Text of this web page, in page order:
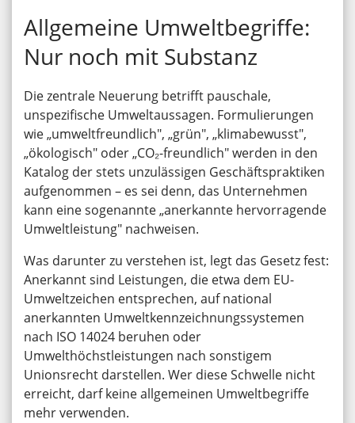
Allgemeine Umweltbegriffe:
Nur noch mit Substanz
Die zentrale Neuerung betrifft pauschale,
unspezifische Umweltaussagen. Formulierungen
wie „umweltfreundlich", „grün", „klimabewusst",
„ökologisch" oder „CO₂-freundlich" werden in den
Katalog der stets unzulässigen Geschäftspraktiken
aufgenommen – es sei denn, das Unternehmen
kann eine sogenannte „anerkannte hervorragende
Umweltleistung" nachweisen.
Was darunter zu verstehen ist, legt das Gesetz fest:
Anerkannt sind Leistungen, die etwa dem EU-
Umweltzeichen entsprechen, auf national
anerkannten Umweltkennzeichnungssystemen
nach ISO 14024 beruhen oder
Umwelthöchstleistungen nach sonstigem
Unionsrecht darstellen. Wer diese Schwelle nicht
erreicht, darf keine allgemeinen Umweltbegriffe
mehr verwenden.